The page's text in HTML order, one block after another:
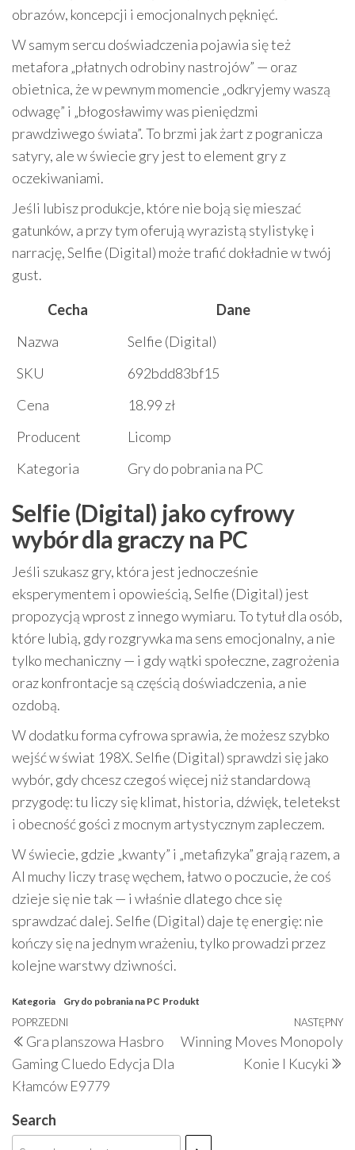
obrazów, koncepcji i emocjonalnych pęknięć.
W samym sercu doświadczenia pojawia się też
metafora „płatnych odrobiny nastrojów” — oraz
obietnica, że w pewnym momencie „odkryjemy waszą
odwagę” i „błogosławimy was pieniędzmi
prawdziwego świata”. To brzmi jak żart z pogranicza
satyry, ale w świecie gry jest to element gry z
oczekiwaniami.
Jeśli lubisz produkcje, które nie boją się mieszać
gatunków, a przy tym oferują wyrazistą stylistykę i
narrację, Selfie (Digital) może trafić dokładnie w twój
gust.
Cecha
Dane
Nazwa
Selfie (Digital)
SKU
692bdd83bf15
Cena
18.99 zł
Producent
Licomp
Kategoria
Gry do pobrania na PC
Selfie (Digital) jako cyfrowy
wybór dla graczy na PC
Jeśli szukasz gry, która jest jednocześnie
eksperymentem i opowieścią, Selfie (Digital) jest
propozycją wprost z innego wymiaru. To tytuł dla osób,
które lubią, gdy rozgrywka ma sens emocjonalny, a nie
tylko mechaniczny — i gdy wątki społeczne, zagrożenia
oraz konfrontacje są częścią doświadczenia, a nie
ozdobą.
W dodatku forma cyfrowa sprawia, że możesz szybko
wejść w świat 198X. Selfie (Digital) sprawdzi się jako
wybór, gdy chcesz czegoś więcej niż standardową
przygodę: tu liczy się klimat, historia, dźwięk, teletekst
i obecność gości z mocnym artystycznym zapleczem.
W świecie, gdzie „kwanty” i „metafizyka” grają razem, a
AI muchy liczy trasę węchem, łatwo o poczucie, że coś
dzieje się nie tak — i właśnie dlatego chce się
sprawdzać dalej. Selfie (Digital) daje tę energię: nie
kończy się na jednym wrażeniu, tylko prowadzi przez
kolejne warstwy dziwności.
Kategoria Gry do pobrania na PC Produkt
Nawigacja
wpisu
Poprzedni
wpis
POPRZEDNI
Gra planszowa Hasbro
Gaming Cluedo Edycja Dla
Kłamców E9779
NASTĘPNY
Winning Moves Monopoly
Konie I Kucyki
Search